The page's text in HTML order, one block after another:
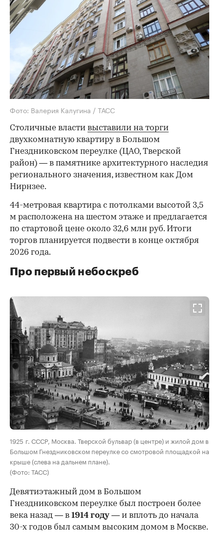
Фото: Валерия Калугина / ТАСС
Столичные власти выставили на торги
двухкомнатную квартиру в Большом
Гнездниковском переулке (ЦАО, Тверской
район) — в памятнике архитектурного наследия
регионального значения, известном как Дом
Нирнзее.
44-метровая квартира с потолками высотой 3,5
м расположена на шестом этаже и предлагается
по стартовой цене около 32,6 млн руб. Итоги
торгов планируется подвести в конце октября
2026 года.
Про первый небоскреб
00:00 / 00:00
1925 г. СССР, Москва. Тверской бульвар (в центре) и жилой дом в
Большом Гнездниковском переулке со смотровой площадкой на
крыше (слева на дальнем плане).
(Фото: ТАСС)
Девятиэтажный дом в Большом
Гнездниковском переулке был построен более
века назад — в 1914 году — и вплоть до начала
30-х годов был самым высоким домом в Москве.